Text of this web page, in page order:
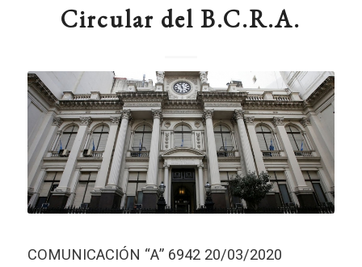
Circular del B.C.R.A.
COMUNICACIÓN “A” 6942 20/03/2020